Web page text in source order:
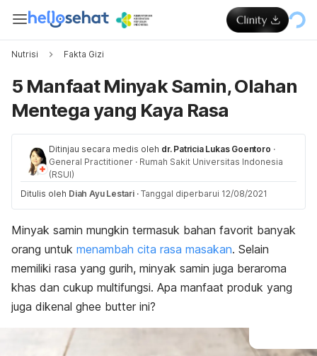
Nutrisi Fakta Gizi
5 Manfaat Minyak Samin, Olahan
Mentega yang Kaya Rasa
Ditinjau secara medis oleh dr. Patricia Lukas Goentoro ·
General Practitioner · Rumah Sakit Universitas Indonesia
(RSUI)
Ditulis oleh Diah Ayu Lestari · Tanggal diperbarui 12/08/2021
Minyak samin mungkin termasuk bahan favorit banyak
orang untuk menambah cita rasa masakan. Selain
memiliki rasa yang gurih, minyak samin juga beraroma
khas dan cukup multifungsi. Apa manfaat produk yang
juga dikenal ghee butter ini?